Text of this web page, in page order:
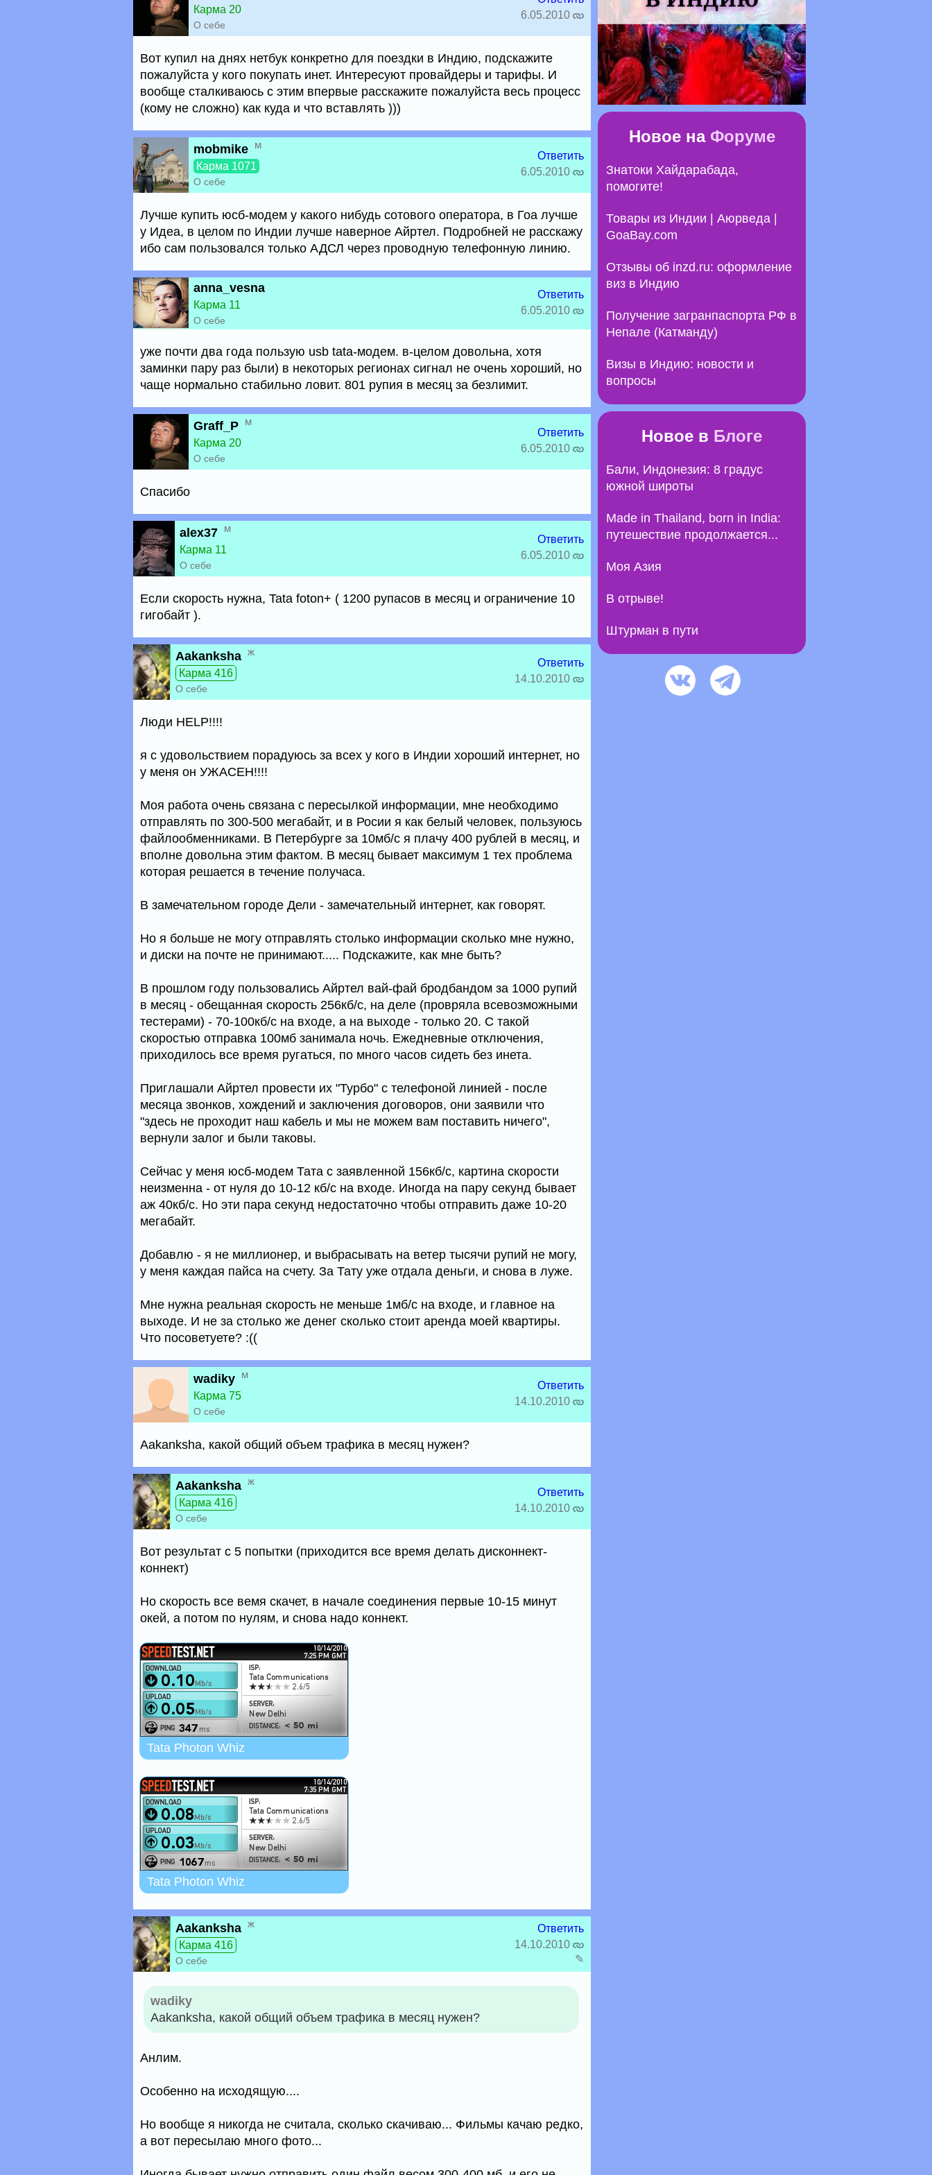
Карма 20
О себе
6.05.2010
Вот купил на днях нетбук конкретно для поездки в Индию, подскажите
пожалуйста у кого покупать инет. Интересуют провайдеры и тарифы. И
вообще сталкиваюсь с этим впервые расскажите пожалуйста весь процесс
(кому не сложно) как куда и что вставлять )))
mobmike м
Карма 1071
О себе
Ответить
6.05.2010
Лучше купить юсб-модем у какого нибудь сотового оператора, в Гоа лучше
у Идеа, в целом по Индии лучше наверное Айртел. Подробней не расскажу
ибо сам пользовался только АДСЛ через проводную телефонную линию.
anna_vesna
Карма 11
О себе
Ответить
6.05.2010
уже почти два года пользую usb tata-модем. в-целом довольна, хотя
заминки пару раз были) в некоторых регионах сигнал не очень хороший, но
чаще нормально стабильно ловит. 801 рупия в месяц за безлимит.
Graff_P м
Карма 20
О себе
Ответить
6.05.2010
Спасибо
alex37 м
Карма 11
О себе
Ответить
6.05.2010
Если скорость нужна, Tata foton+ ( 1200 рупасов в месяц и ограничение 10
гигобайт ).
Aakanksha ж
Карма 416
О себе
Ответить
14.10.2010
Люди HELP!!!!
я с удовольствием порадуюсь за всех у кого в Индии хороший интернет, но
у меня он УЖАСЕН!!!!
Моя работа очень связана с пересылкой информации, мне необходимо
отправлять по 300-500 мегабайт, и в Росии я как белый человек, пользуюсь
файлообменниками. В Петербурге за 10мб/с я плачу 400 рублей в месяц, и
вполне довольна этим фактом. В месяц бывает максимум 1 тех проблема
которая решается в течение получаса.
В замечательном городе Дели - замечательный интернет, как говорят.
Но я больше не могу отправлять столько информации сколько мне нужно,
и диски на почте не принимают..... Подскажите, как мне быть?
В прошлом году пользовались Айртел вай-фай бродбандом за 1000 рупий
в месяц - обещанная скорость 256кб/с, на деле (провряла всевозможными
тестерами) - 70-100кб/с на входе, а на выходе - только 20. С такой
скоростью отправка 100мб занимала ночь. Ежедневные отключения,
приходилось все время ругаться, по много часов сидеть без инета.
Приглашали Айртел провести их "Турбо" с телефоной линией - после
месяца звонков, хождений и заключения договоров, они заявили что
"здесь не проходит наш кабель и мы не можем вам поставить ничего",
вернули залог и были таковы.
Сейчас у меня юсб-модем Тата с заявленной 156кб/с, картина скорости
неизменна - от нуля до 10-12 кб/с на входе. Иногда на пару секунд бывает
аж 40кб/с. Но эти пара секунд недостаточно чтобы отправить даже 10-20
мегабайт.
Добавлю - я не миллионер, и выбрасывать на ветер тысячи рупий не могу,
у меня каждая пайса на счету. За Тату уже отдала деньги, и снова в луже.
Мне нужна реальная скорость не меньше 1мб/с на входе, и главное на
выходе. И не за столько же денег сколько стоит аренда моей квартиры.
Что посоветуете? :((
wadiky м
Карма 75
О себе
Ответить
14.10.2010
Aakanksha, какой общий объем трафика в месяц нужен?
Aakanksha ж
Карма 416
О себе
Ответить
14.10.2010
Вот результат с 5 попытки (приходится все время делать дисконнект-
коннект)
Но скорость все вемя скачет, в начале соединения первые 10-15 минут
окей, а потом по нулям, и снова надо коннект.
Tata Photon Whiz
Tata Photon Whiz
Aakanksha ж
Карма 416
О себе
Ответить
14.10.2010
✎
wadiky
Aakanksha, какой общий объем трафика в месяц нужен?
Анлим.
Особенно на исходящую....
Но вообще я никогда не считала, сколько скачиваю... Фильмы качаю редко,
а вот пересылаю много фото...
Новое на Форуме
Знатоки Хайдарабада,
помогите!
Товары из Индии | Аюрведа |
GoaBay.com
Отзывы об inzd.ru: оформление
виз в Индию
Получение загранпаспорта РФ в
Непале (Катманду)
Визы в Индию: новости и
вопросы
Новое в Блоге
Бали, Индонезия: 8 градус
южной широты
Made in Thailand, born in India:
путешествие продолжается...
Моя Азия
В отрыве!
Штурман в пути